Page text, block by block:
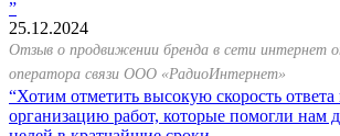
25.12.2024
Отзыв о продвижении бренда в сети интернет
оператора связи ООО «РадиоИнтернет»
Хотим отметить высокую скорость
организацию работ, которые помогли нам